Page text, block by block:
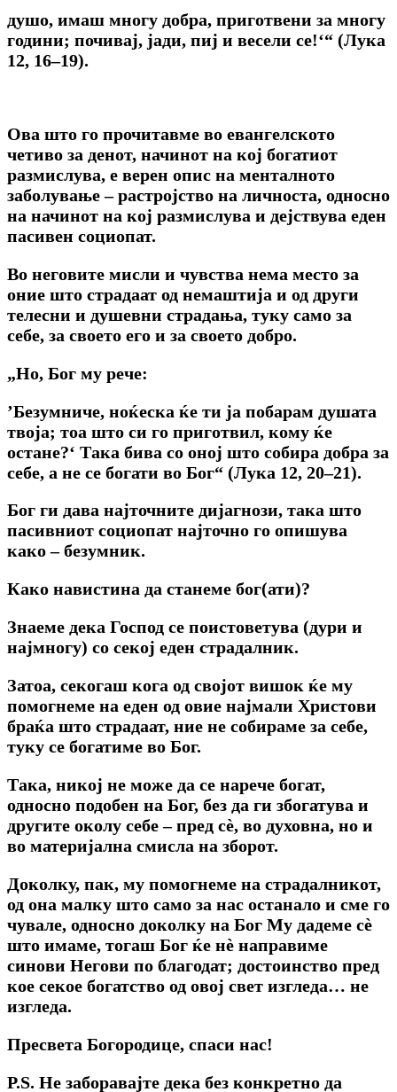
душо, имаш многу добра, приготвени за многу
години; почивај, јади, пиј и весели се!‘“ (Лука
12, 16–19).
Ова што го прочитавме во евангелското
четиво за денот, начинот на кој богатиот
размислува, е верен опис на менталното
заболување – растројство на личноста, односно
на начинот на кој размислува и дејствува еден
пасивен социопат.
Во неговите мисли и чувства нема место за
оние што страдаат од немаштија и од други
телесни и душевни страдања, туку само за
себе, за своето его и за своето добро.
„Но, Бог му рече:
’Безумниче, ноќеска ќе ти ја побарам душата
твоја; тоа што си го приготвил, кому ќе
остане?‘ Така бива со оној што собира добра за
себе, а не се богати во Бог“ (Лука 12, 20–21).
Бог ги дава најточните дијагнози, така што
пасивниот социопат најточно го опишува
како – безумник.
Како навистина да станеме бог(ати)?
Знаеме дека Господ се поистоветува (дури и
најмногу) со секој еден страдалник.
Затоа, секогаш кога од својот вишок ќе му
помогнеме на еден од овие најмали Христови
браќа што страдаат, ние не собираме за себе,
туку се богатиме во Бог.
Така, никој не може да се нарече богат,
односно подобен на Бог, без да ги збогатува и
другите околу себе – пред сѐ, во духовна, но и
во материјална смисла на зборот.
Доколку, пак, му помогнеме на страдалникот,
од она малку што само за нас останало и сме го
чувале, односно доколку на Бог Му дадеме сѐ
што имаме, тогаш Бог ќе нѐ направиме
синови Негови по благодат; достоинство пред
кое секое богатство од овој свет изгледа… не
изгледа.
Пресвета Богородице, спаси нас!
P.S. Не заборавајте дека без конкретно да